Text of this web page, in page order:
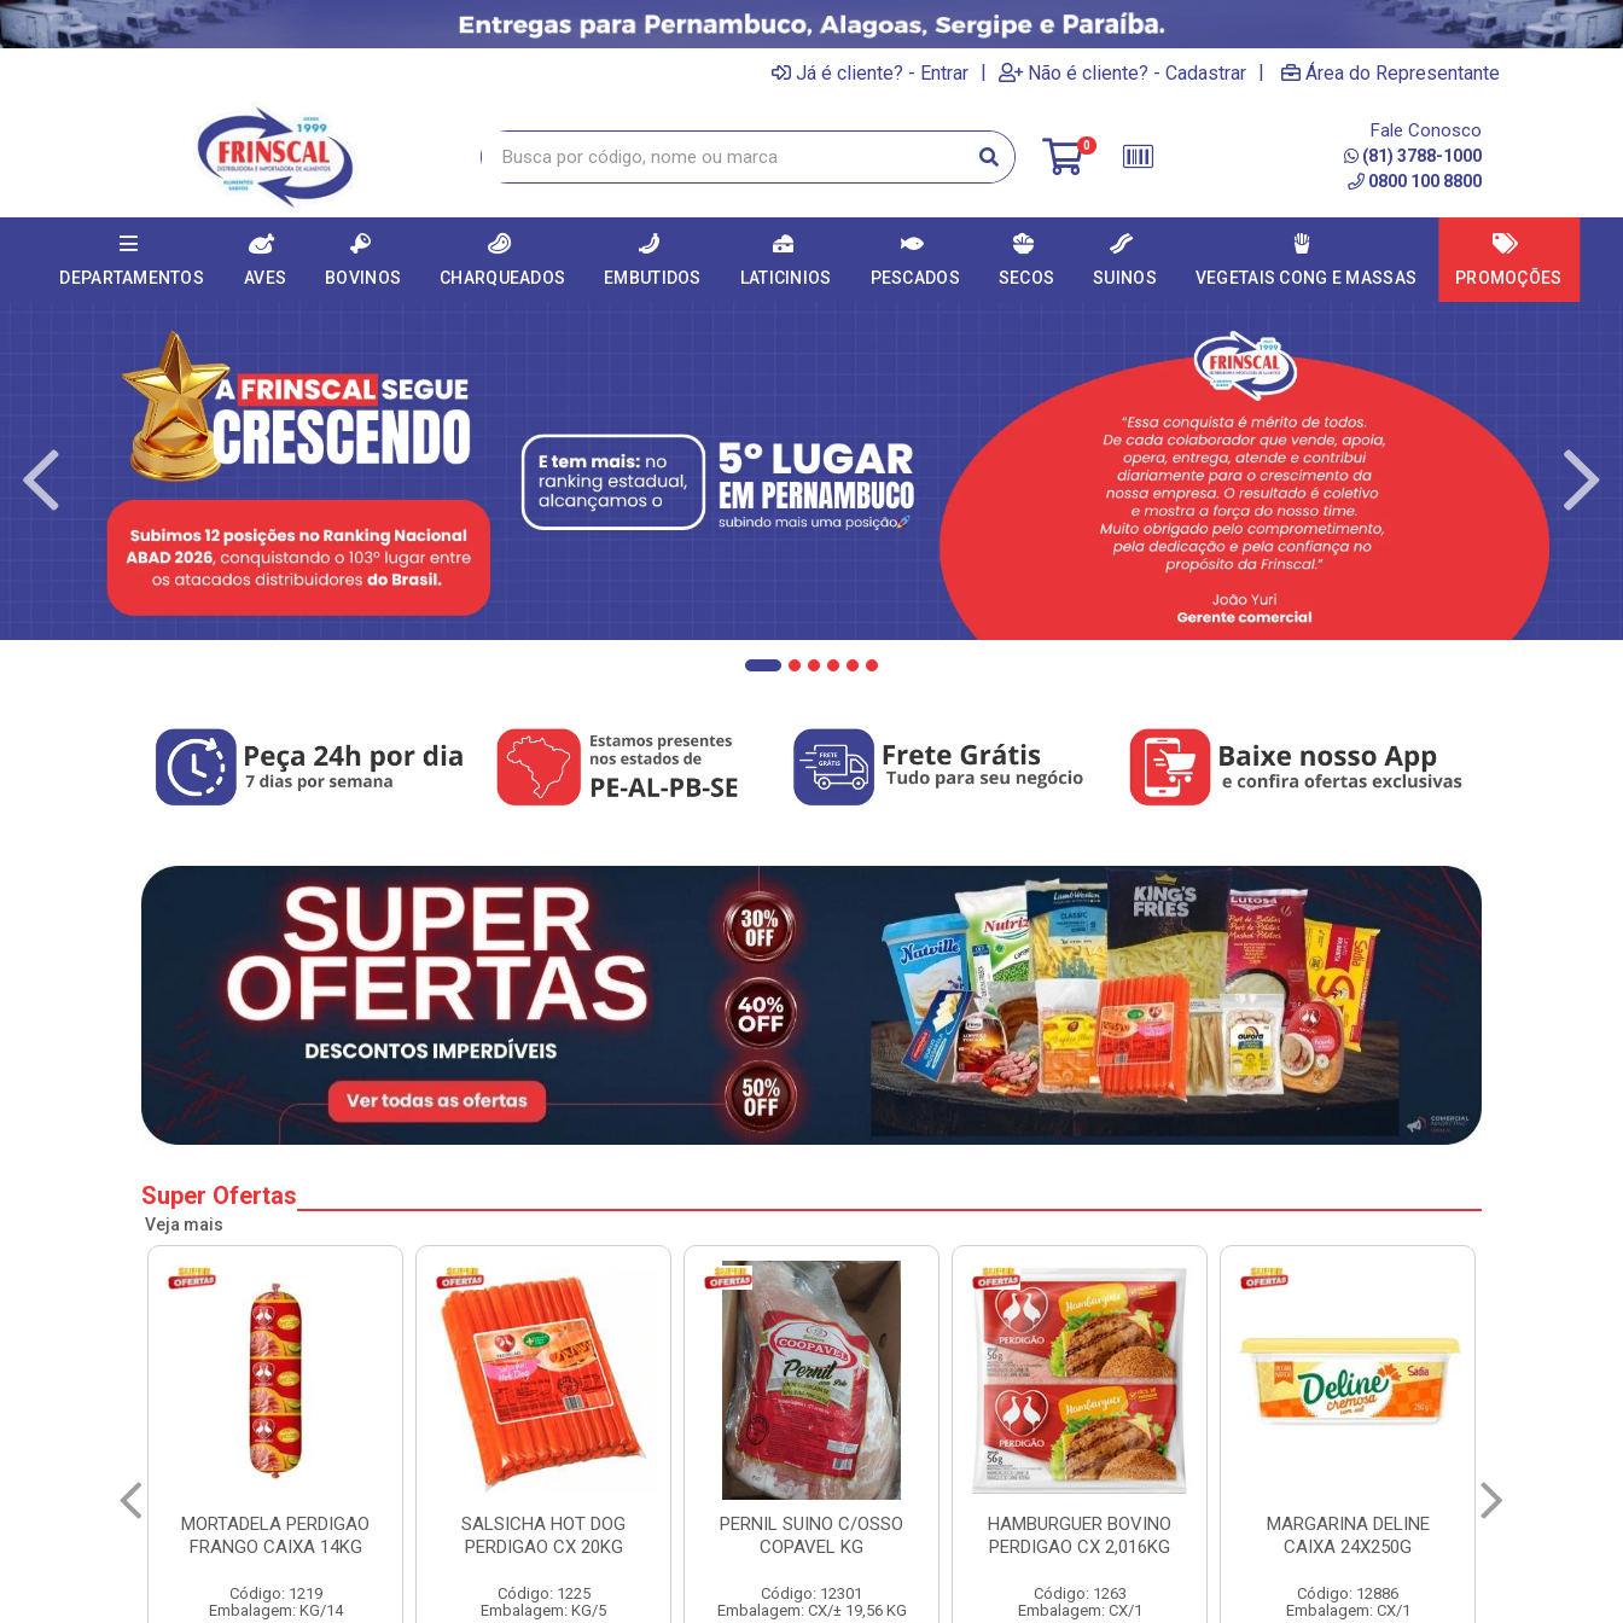
Já é cliente? - Entrar | Não é cliente? - Cadastrar | Área do Representante
0
Fale Conosco
(81) 3788-1000
0800 100 8800
DEPARTAMENTOS AVES BOVINOS CHARQUEADOS EMBUTIDOS LATICINIOS PESCADOS SECOS SUINOS VEGETAIS CONG E MASSAS PROMOÇÕES
Super Ofertas
Veja mais
SALSICHA HOT DOG
PERDIGAO CX 20KG
Código: 1225
Embalagem: KG/5
PERNIL SUINO C/OSSO
COPAVEL KG
Código: 12301
Embalagem: CX/± 19,56 KG
HAMBURGUER BOVINO
PERDIGAO CX 2,016KG
Código: 1263
Embalagem: CX/1
MARGARINA DELINE
CAIXA 24X250G
Código: 12886
Embalagem: CX/1
MARGARINA DELINE
CAIXA 12X500G
Código: 12887
Embalagem: CX/1